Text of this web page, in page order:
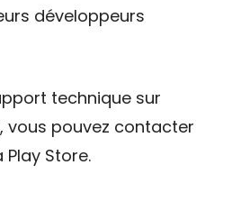
développeurs
technique sur
vous pouvez contacter
Store.